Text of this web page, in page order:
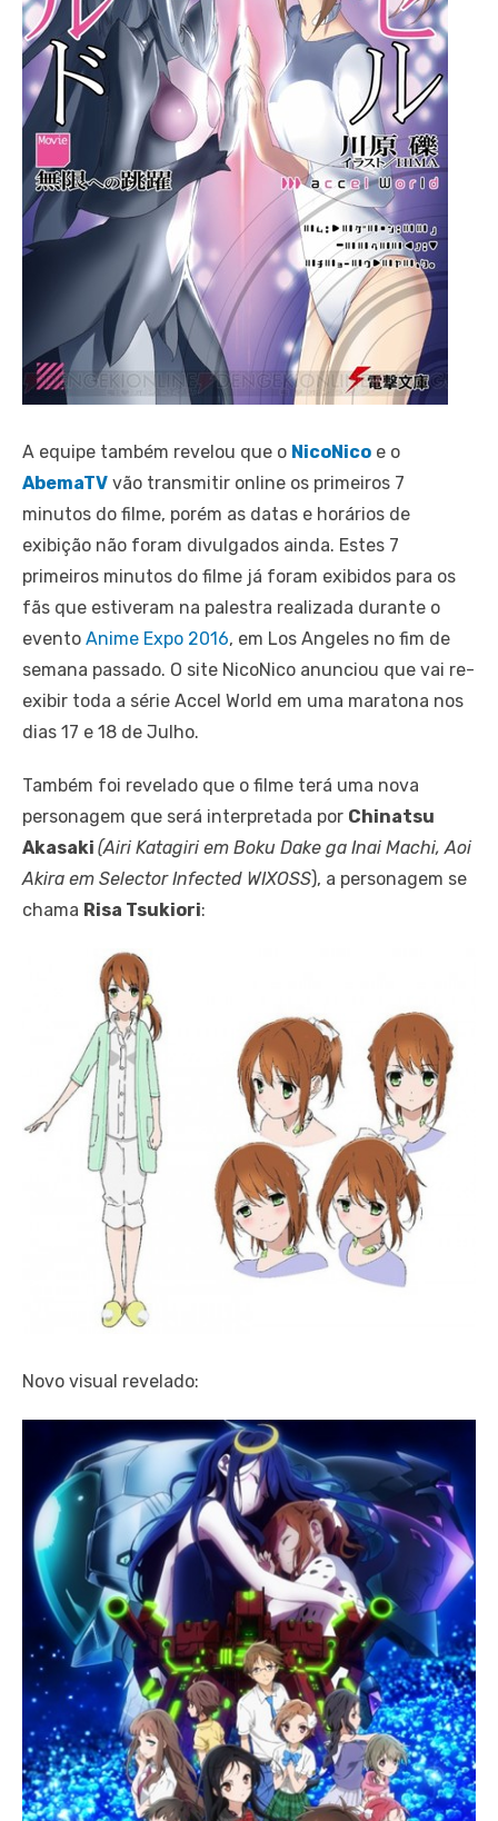
A equipe também revelou que o NicoNico e o
AbemaTV vão transmitir online os primeiros 7
minutos do filme, porém as datas e horários de
exibição não foram divulgados ainda. Estes 7
primeiros minutos do filme já foram exibidos para os
fãs que estiveram na palestra realizada durante o
evento Anime Expo 2016, em Los Angeles no fim de
semana passado. O site NicoNico anunciou que vai re-
exibir toda a série Accel World em uma maratona nos
dias 17 e 18 de Julho.
Também foi revelado que o filme terá uma nova
personagem que será interpretada por Chinatsu
Akasaki (Airi Katagiri em Boku Dake ga Inai Machi, Aoi
Akira em Selector Infected WIXOSS), a personagem se
chama Risa Tsukiori:
Novo visual revelado: